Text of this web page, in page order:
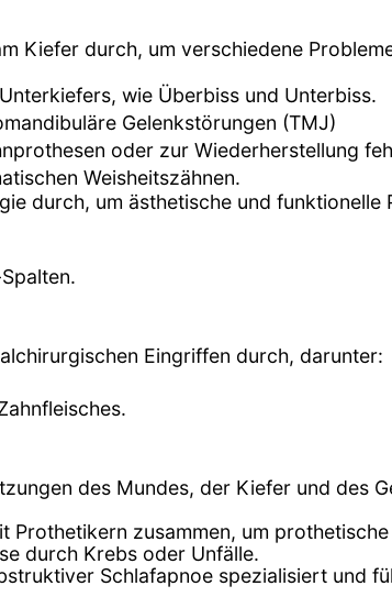
Kiefer durch, um verschiedene
wie Überbiss und Unterbiss.
Gelenkstörungen (TMJ)
oder zur Wiederherstellung
Weisheitszähnen.
durch, um ästhetische und funktionelle
Eingriffen durch, darunter:
des Mundes, der Kiefer und des
zusammen, um
durch Krebs oder Unfälle.
Schlafapnoe spezialisiert und